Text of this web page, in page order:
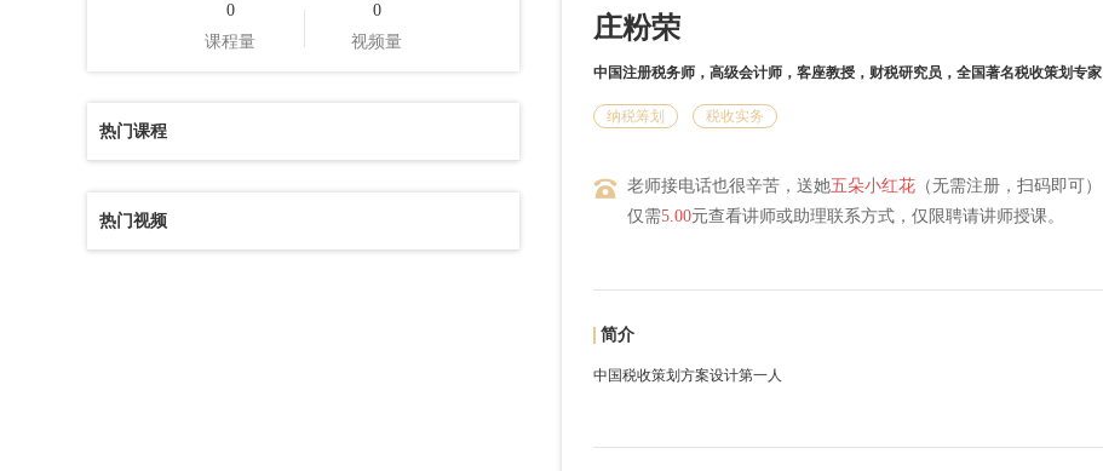
0
课程量
0
视频量
热门课程
热门视频
庄粉荣
中国注册税务师，高级会计师，客座教授，财税研究员，全国著名税收策划专家
纳税筹划 税收实务
老师接电话也很辛苦，送她五朵小红花 （无需注册，扫码即可）
仅需5.00元查看讲师或助理联系方式，仅限聘请讲师授课。
简介
中国税收策划方案设计第一人